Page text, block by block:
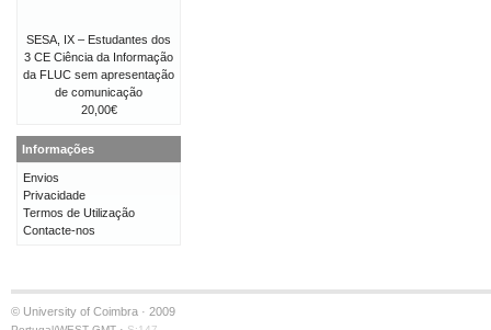
SESA, IX – Estudantes dos
3 CE Ciência da Informação
da FLUC sem apresentação
de comunicação
20,00€
Informações
Envios
Privacidade
Termos de Utilização
Contacte-nos
© University of Coimbra · 2009